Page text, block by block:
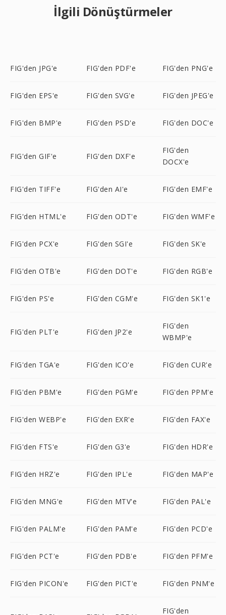
İlgili Dönüştürmeler
FIG'den JPG'e FIG'den PDF'e FIG'den PNG'e
FIG'den EPS'e FIG'den SVG'e FIG'den JPEG'e
FIG'den BMP'e FIG'den PSD'e FIG'den DOC'e
FIG'den GIF'e FIG'den DXF'e
FIG'den
DOCX'e
FIG'den TIFF'e FIG'den AI'e FIG'den EMF'e
FIG'den HTML'e FIG'den ODT'e FIG'den WMF'e
FIG'den PCX'e FIG'den SGI'e FIG'den SK'e
FIG'den OTB'e FIG'den DOT'e FIG'den RGB'e
FIG'den PS'e FIG'den CGM'e FIG'den SK1'e
FIG'den PLT'e FIG'den JP2'e
FIG'den
WBMP'e
FIG'den TGA'e FIG'den ICO'e FIG'den CUR'e
FIG'den PBM'e FIG'den PGM'e FIG'den PPM'e
FIG'den WEBP'e FIG'den EXR'e FIG'den FAX'e
FIG'den FTS'e FIG'den G3'e FIG'den HDR'e
FIG'den HRZ'e FIG'den IPL'e FIG'den MAP'e
FIG'den MNG'e FIG'den MTV'e FIG'den PAL'e
FIG'den PALM'e FIG'den PAM'e FIG'den PCD'e
FIG'den PCT'e FIG'den PDB'e FIG'den PFM'e
FIG'den PICON'e FIG'den PICT'e FIG'den PNM'e
FIG'den